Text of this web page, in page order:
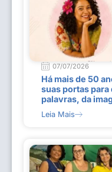
07/07/2026
Há mais de 50
suas portas
palavras, da
Leia Mais